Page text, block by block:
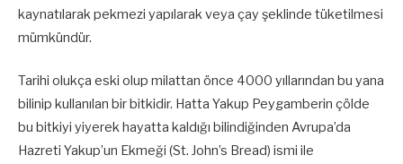
kaynatılarak pekmezi yapılarak veya çay şeklinde tüketilmesi
mümkündür.
Tarihi olukça eski olup milattan önce 4000 yıllarından bu yana
bilinip kullanılan bir bitkidir. Hatta Yakup Peygamberin çölde
bu bitkiyi yiyerek hayatta kaldığı bilindiğinden Avrupa’da
Hazreti Yakup’un Ekmeği (St. John’s Bread) ismi ile